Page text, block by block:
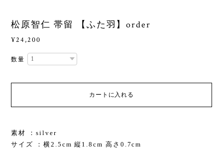
松原智仁 帯留 【ふた羽】order
¥24,200
数量
カートに入れる
素材 ：silver
サイズ ：横2.5cm 縦1.8cm 高さ0.7cm